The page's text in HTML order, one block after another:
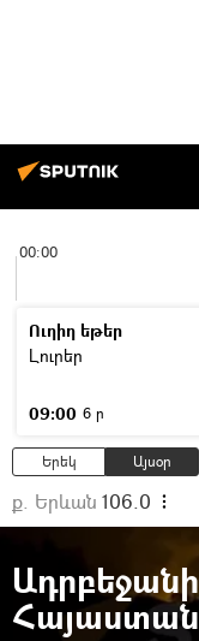
00:00
Ուղիղ եթեր
Լուրեր
09:00 6 ր
Երեկ Այսօր
ք. Երևան 106.0